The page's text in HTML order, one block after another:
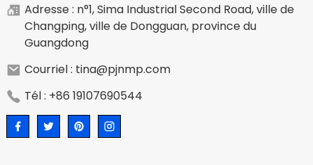
Adresse : n°1, Sima Industrial Second Road, ville de
Changping, ville de Dongguan, province du
Guangdong
Courriel : tina@pjnmp.com
Tél : +86 19107690544